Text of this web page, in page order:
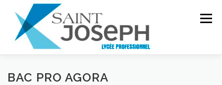
contenu
Menu
INSTITUTION PRÉSENTATION
BAC PRO AGORA